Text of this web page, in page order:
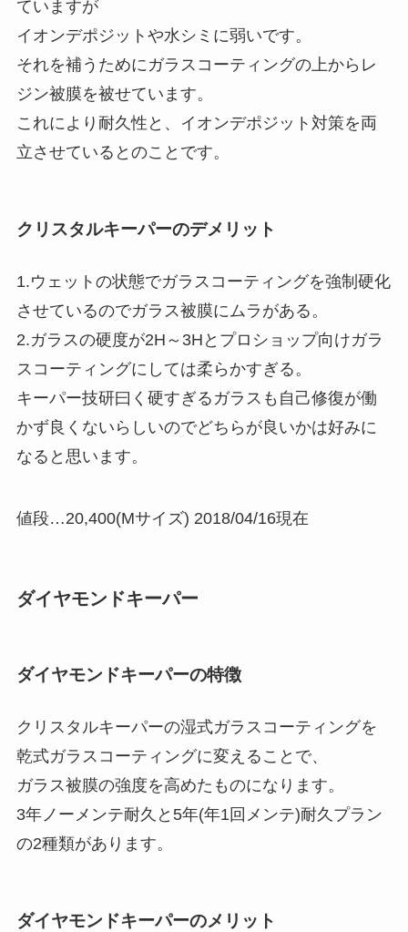
ていますが
イオンデポジットや水シミに弱いです。
それを補うためにガラスコーティングの上からレ
ジン被膜を被せています。
これにより耐久性と、イオンデポジット対策を両
立させているとのことです。
クリスタルキーパーのデメリット
1.ウェットの状態でガラスコーティングを強制硬化
させているのでガラス被膜にムラがある。
2.ガラスの硬度が2H～3Hとプロショップ向けガラ
スコーティングにしては柔らかすぎる。
キーパー技研曰く硬すぎるガラスも自己修復が働
かず良くないらしいのでどちらが良いかは好みに
なると思います。
値段…20,400(Mサイズ) 2018/04/16現在
ダイヤモンドキーパー
ダイヤモンドキーパーの特徴
クリスタルキーパーの湿式ガラスコーティングを
乾式ガラスコーティングに変えることで、
ガラス被膜の強度を高めたものになります。
3年ノーメンテ耐久と5年(年1回メンテ)耐久プラン
の2種類があります。
ダイヤモンドキーパーのメリット